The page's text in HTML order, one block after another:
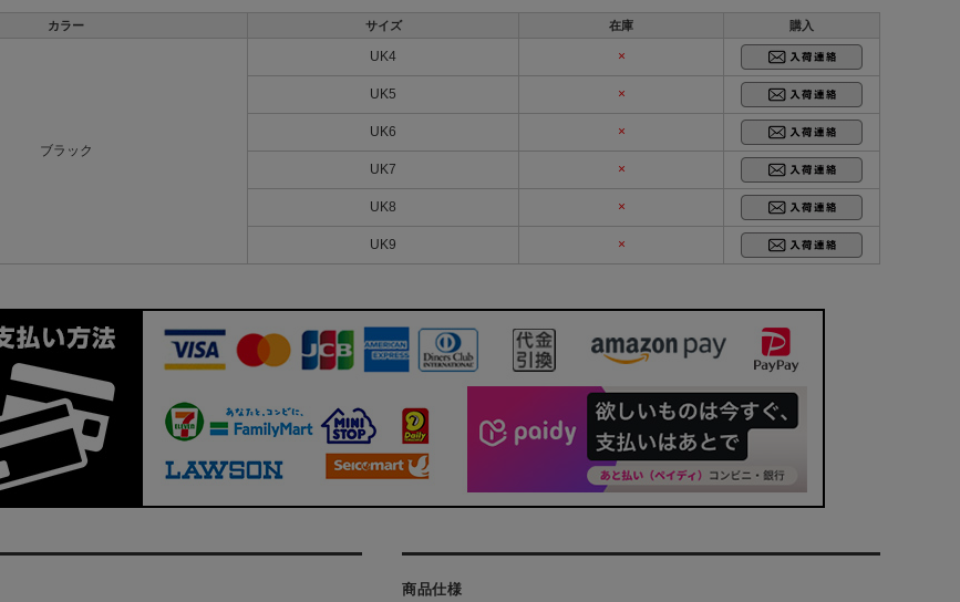
カラー サイズ 在庫 購入
ブラック
UK4 ×
UK5 ×
UK6 ×
UK7 ×
UK8 ×
UK9 ×
商品仕様